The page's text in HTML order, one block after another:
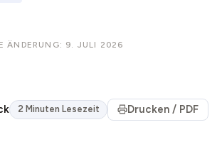
ÄNDERUNG: 9. JULI 2026
2 Minuten Lesezeit Drucken / PDF